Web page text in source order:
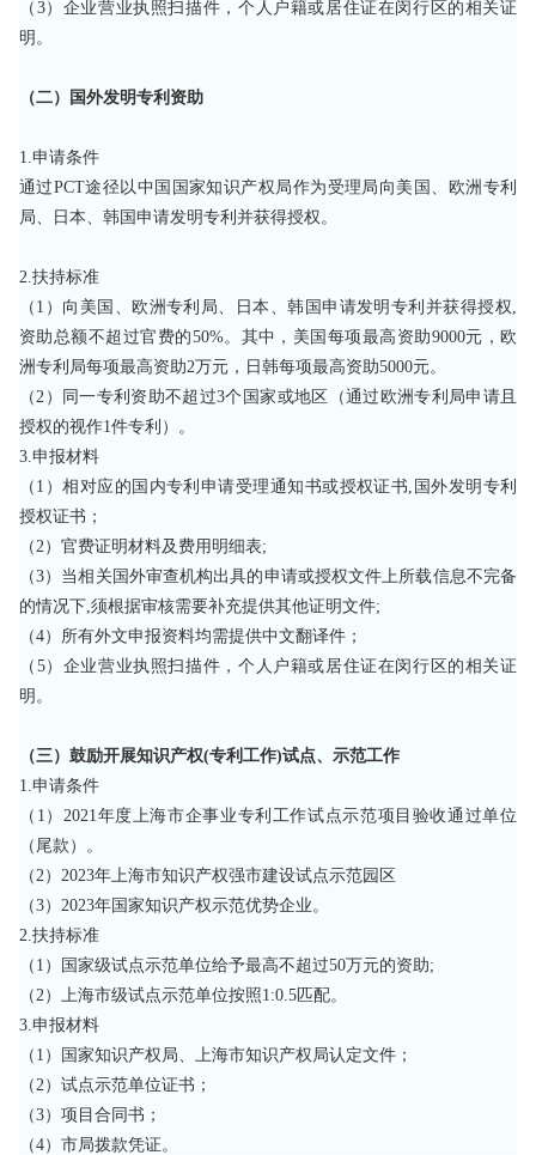
（ 3）企业营业执照扫描件，个人户籍或居住证在闵行区的相关证
明。
（二）国外发明专利资助
1.申请条件
通过PCT途径以中国国家知识产权局作为受理局向美国、欧洲专利
局、日本、韩国申请发明专利并获得授权。
2.扶持标准
（ 1）向美国、欧洲专利局、日本、韩国申请发明专利并获得授权,
资助总额不超过官费的50%。其中，美国每项最高资助9000元，欧
洲专利局每项最高资助2万元，日韩每项最高资助5000元。
（2）同一专利资助不超过3个国家或地区（通过欧洲专利局申请且
授权的视作1件专利）。
3.申报材料
（ 1）相对应的国内专利申请受理通知书或授权证书,国外发明专利
授权证书；
（2）官费证明材料及费用明细表;
（3）当相关国外审查机构出具的申请或授权文件上所载信息不完备
的情况下,须根据审核需要补充提供其他证明文件;
（4）所有外文申报资料均需提供中文翻译件；
（ 5）企业营业执照扫描件，个人户籍或居住证在闵行区的相关证
明。
（三）鼓励开展知识产权(专利工作)试点、示范工作
1.申请条件
（ 1）2021年度上海市企事业专利工作试点示范项目验收通过单位
（尾款）。
（2）2023年上海市知识产权强市建设试点示范园区
（3）2023年国家知识产权示范优势企业。
2.扶持标准
（ 1）国家级试点示范单位给予最高不超过50万元的资助;
（2）上海市级试点示范单位按照1:0.5匹配。
3.申报材料
（ 1）国家知识产权局、上海市知识产权局认定文件；
（2）试点示范单位证书；
（3）项目合同书；
（4）市局拨款凭证。